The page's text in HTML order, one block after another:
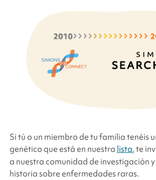
Si tú o un miembro de tu familia tenéis
genético que está en nuestra lista, te
a nuestra comunidad de investigación
historia sobre enfermedades raras.